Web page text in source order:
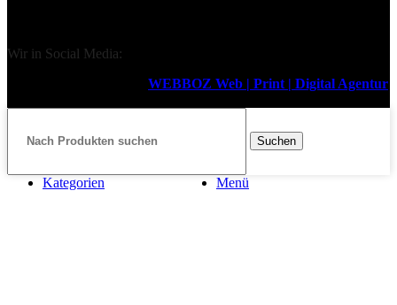
Wir in Social Media:
WEBBOZ Web | Print | Digital Agentur
Suchen
Menü
Kategorien